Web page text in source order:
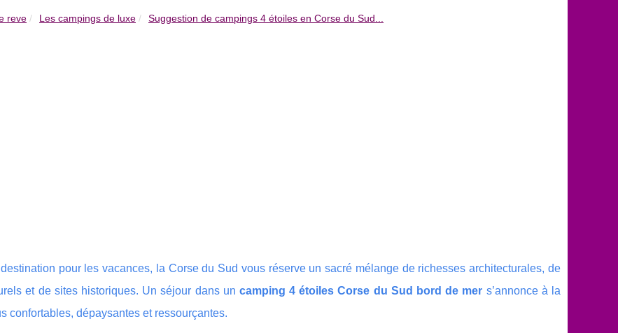
reve Les campings de luxe Suggestion de campings 4 étoiles en Corse du Sud...
pour les vacances, la Corse du Sud vous réserve un sacré mélange de richesses architecturales, de
et de sites historiques. Un séjour dans un camping 4 étoiles Corse du Sud bord de mer s’annonce à la
confortables, dépaysantes et ressourçantes.